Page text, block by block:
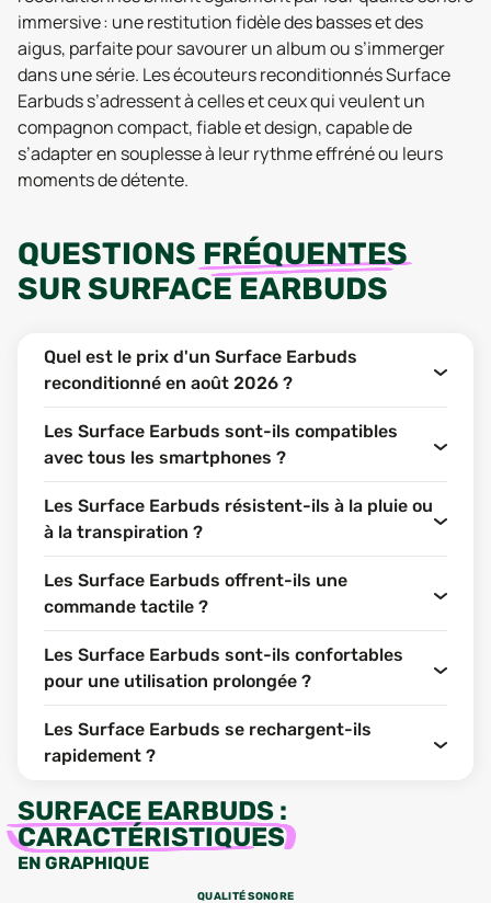
immersive : une restitution fidèle des basses et des
aigus, parfaite pour savourer un album ou s’immerger
dans une série. Les écouteurs reconditionnés Surface
Earbuds s’adressent à celles et ceux qui veulent un
compagnon compact, fiable et design, capable de
s’adapter en souplesse à leur rythme effréné ou leurs
moments de détente.
QUESTIONS FRÉQUENTES
SURSURFACE EARBUDS
Quel est le prix d'un Surface Earbuds
reconditionné en août 2026 ?
Les Surface Earbuds sont-ils compatibles
avec tous les smartphones ?
Les Surface Earbuds résistent-ils à la pluie ou
à la transpiration ?
Les Surface Earbuds offrent-ils une
commande tactile ?
Les Surface Earbuds sont-ils confortables
pour une utilisation prolongée ?
Les Surface Earbuds se rechargent-ils
rapidement ?
SURFACE EARBUDS :
CARACTÉRISTIQUES
EN GRAPHIQUE
QUALITÉ SONORE